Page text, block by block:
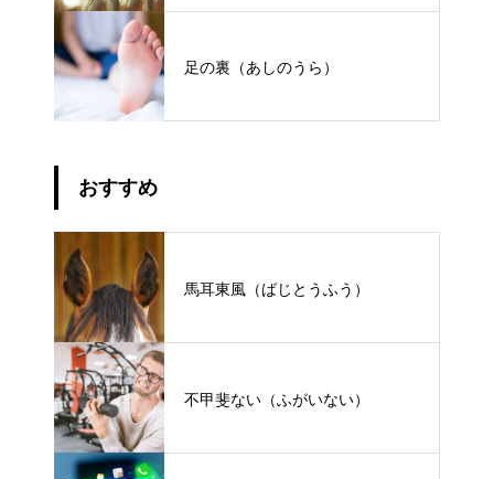
足の裏（あしのうら）
おすすめ
馬耳東風（ばじとうふう）
不甲斐ない（ふがいない）